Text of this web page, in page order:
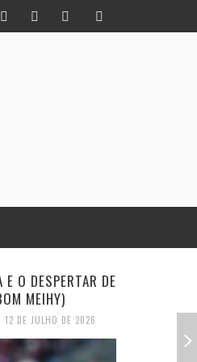
MÉTODO: UM
(JC
28 DE JUNHO DE 2026